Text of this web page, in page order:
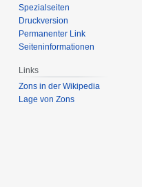
Spezialseiten
Druckversion
Permanenter Link
Seiten­­informationen
Links
Zons in der Wikipedia
Lage von Zons